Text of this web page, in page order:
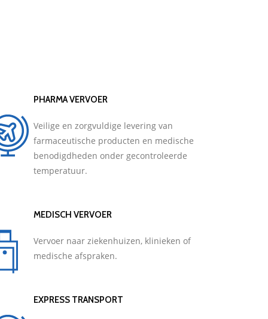
PHARMA VERVOER
Veilige en zorgvuldige levering van
farmaceutische producten en medische
benodigdheden onder gecontroleerde
temperatuur.
MEDISCH VERVOER
Vervoer naar ziekenhuizen, klinieken of
medische afspraken.
EXPRESS TRANSPORT